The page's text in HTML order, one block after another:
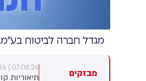
מבזקים
פצועים, בהם שני ילדים,
07.08.26 | 18:24
תיאוריות